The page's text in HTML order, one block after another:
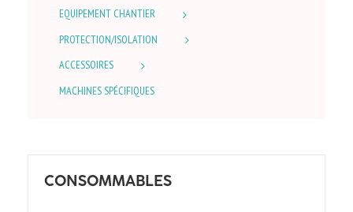
EQUIPEMENT CHANTIER
PROTECTION/ISOLATION
ACCESSOIRES
MACHINES SPÉCIFIQUES
CONSOMMABLES